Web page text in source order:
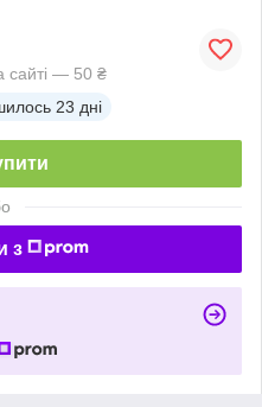
сайті — 50 ₴
23 дні
з